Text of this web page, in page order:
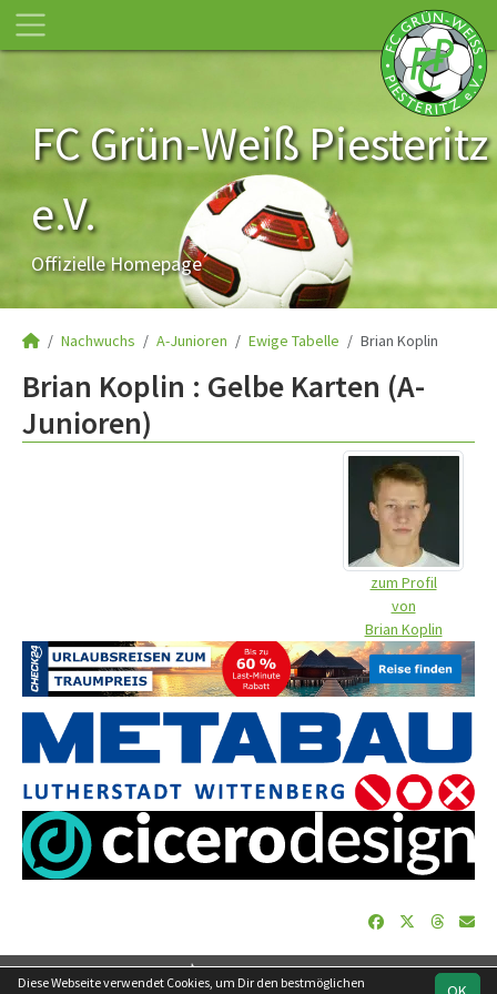
FC Grün-Weiß Piesteritz
e.V.
Offizielle Homepage
Nachwuchs A-Junioren Ewige Tabelle Brian Koplin
Brian Koplin : Gelbe Karten (A-
Junioren)
zum Profil
von
Brian Koplin
soccero.de
Diese Webseite verwendet Cookies, um Dir den bestmöglichen